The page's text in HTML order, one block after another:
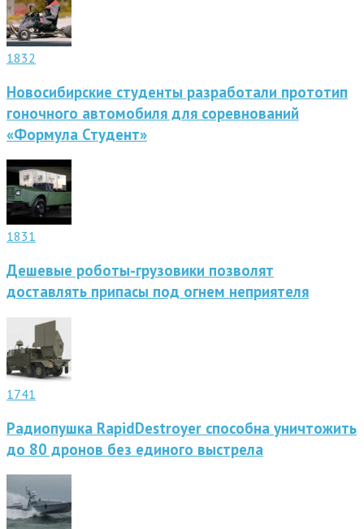
1832
Новосибирские студенты разработали прототип
гоночного автомобиля для соревнований
«Формула Студент»
1831
Дешевые роботы-грузовики позволят
доставлять припасы под огнем неприятеля
1741
Радиопушка RapidDestroyer способна уничтожить
до 80 дронов без единого выстрела